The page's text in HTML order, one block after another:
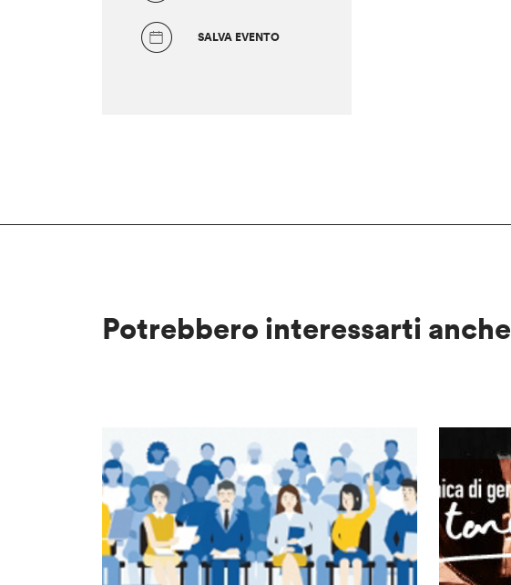
SALVA EVENTO
Potrebbero interessarti anche